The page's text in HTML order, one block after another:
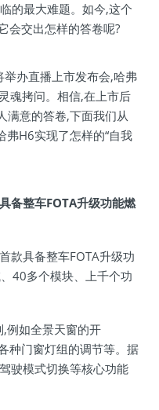
的最大难题。如今,这个
会交出怎样的答卷呢?
办直播上市发布会,哈弗
魂拷问。相信,在上市后
满意的答卷,下面我们从
弗H6实现了怎样的“自我
备整车FOTA升级功能燃
款具备整车FOTA升级功
40多个模块、上千个功
例如全景天窗的开
种门窗灯组的调节等。据
驶模式切换等核心功能